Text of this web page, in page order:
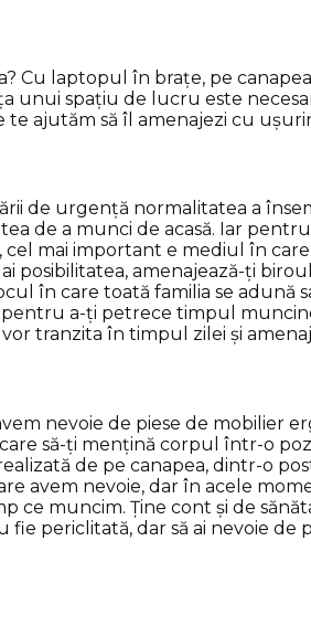
Cu laptopul în brațe, pe
unui spațiu de lucru este
te ajutăm să îl amenajezi cu
de urgență normalitatea a
de a munci de acasă. Iar
mai important e mediul în
posibilitatea, amenajează-ți
în care toată familia se
a-ți petrece timpul
tranzita în timpul zilei și
nevoie de piese de mobilier
să-ți mențină corpul într-o
de pe canapea, dintr-o
avem nevoie, dar în acele
muncim. Ține cont și de
periclitată, dar să ai nevoie